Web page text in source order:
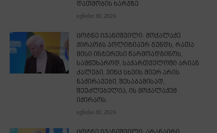
დათმობის ხარჯზე
ივნისი 30, 2026
ცოტნე ივანიშვილი: მოქალაქე
ქირაობს პოლიტიკურ გუნდს, რათა
მისი ინტერესი წარმოადგინოს,
სამწუხაროდ, საქართველოში არიან
ძალები, ვინც სხვის მიერ არის
ნაქირავები, შესაბამისად,
შეუძლებელია, ის მოქალაქემ
იქირაოს
ივნისი 30, 2026